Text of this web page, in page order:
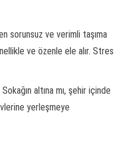
sorunsuz ve verimli taşıma
ve özenle ele alır. Stres
altına mı, şehir içinde
yerleşmeye